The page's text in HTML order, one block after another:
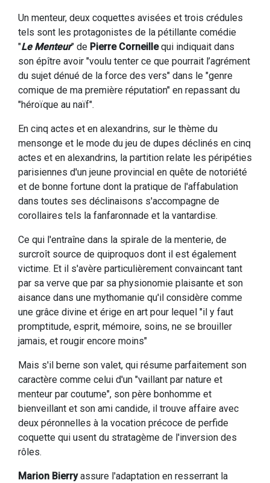
Un menteur, deux coquettes avisées et trois crédules
tels sont les protagonistes de la pétillante comédie
"Le Menteur" de Pierre Corneillequi indiquait dans
son épître avoir "voulu tenter ce que pourrait l’agrément
du sujet dénué de la force des vers" dans le "genre
comique de ma première réputation" en repassant du
"héroïque au naïf".
En cinq actes et en alexandrins, sur le thème du
mensonge et le mode du jeu de dupes déclinés en cinq
actes et en alexandrins, la partition relate les péripéties
parisiennes d'un jeune provincial en quête de notoriété
et de bonne fortune dont la pratique de l'affabulation
dans toutes ses déclinaisons s'accompagne de
corollaires tels la fanfaronnade et la vantardise.
Ce qui l'entraîne dans la spirale de la menterie, de
surcroît source de quiproquos dont il est également
victime. Et il s'avère particulièrement convaincant tant
par sa verve que par sa physionomie plaisante et son
aisance dans une mythomanie qu'il considère comme
une grâce divine et érige en art pour lequel "il y faut
promptitude, esprit, mémoire, soins, ne se brouiller
jamais, et rougir encore moins"
Mais s'il berne son valet, qui résume parfaitement son
caractère comme celui d'un "vaillant par nature et
menteur par coutume", son père bonhomme et
bienveillant et son ami candide, il trouve affaire avec
deux péronnelles à la vocation précoce de perfide
coquette qui usent du stratagème de l'inversion des
rôles.
Marion Bierryassure l'adaptation en resserrant la